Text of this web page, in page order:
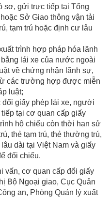
sơ, gửi trực tiếp tại Tổng
Sở Giao thông vận tải
tạm trú hoặc định cư lâu
trình hợp pháp hóa lãnh
lái xe của nước ngoài
về chứng nhận lãnh sự,
các trường hợp được miễn
luật;
đổi giấy phép lái xe, người
tại cơ quan cấp giấy
hộ chiếu còn thời hạn sử
thẻ tạm trú, thẻ thường trú,
dài tại Việt Nam và giấy
đối chiếu.
vấn, cơ quan cấp đổi giấy
Bộ Ngoại giao, Cục Quản
an, Phòng Quản lý xuất